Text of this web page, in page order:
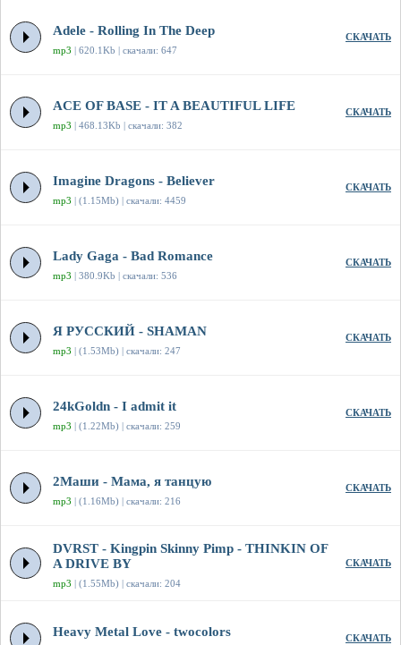
Adele - Rolling In The Deep
mp3 | 620.1Kb | скачали: 647
СКАЧАТЬ
ACE OF BASE - IT A BEAUTIFUL LIFE
mp3 | 468.13Kb | скачали: 382
СКАЧАТЬ
Imagine Dragons - Believer
mp3 | (1.15Mb) | скачали: 4459
СКАЧАТЬ
Lady Gaga - Bad Romance
mp3 | 380.9Kb | скачали: 536
СКАЧАТЬ
Я РУССКИЙ - SHAMAN
mp3 | (1.53Mb) | скачали: 247
СКАЧАТЬ
24kGoldn - I admit it
mp3 | (1.22Mb) | скачали: 259
СКАЧАТЬ
2Маши - Мама, я танцую
mp3 | (1.16Mb) | скачали: 216
СКАЧАТЬ
DVRST - Kingpin Skinny Pimp - THINKIN OF
A DRIVE BY
mp3 | (1.55Mb) | скачали: 204
СКАЧАТЬ
Heavy Metal Love - twocolors СКАЧАТЬ